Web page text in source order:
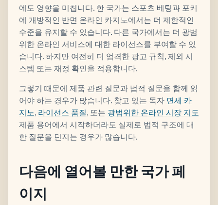
에도 영향을 미칩니다. 한 국가는 스포츠 베팅과 포커
에 개방적인 반면 온라인 카지노에서는 더 제한적인
수준을 유지할 수 있습니다. 다른 국가에서는 더 광범
위한 온라인 서비스에 대한 라이선스를 부여할 수 있
습니다. 하지만 여전히 더 엄격한 광고 규칙, 제외 시
스템 또는 재정 확인을 적용합니다.
그렇기 때문에 제품 관련 질문과 법적 질문을 함께 읽
어야 하는 경우가 많습니다. 찾고 있는 독자 면세 카
지노, 라이선스 품질, 또는 광범위한 온라인 시장 지도
제품 용어에서 시작하더라도 실제로 법적 구조에 대
한 질문을 던지는 경우가 많습니다.
다음에 열어볼 만한 국가 페
이지